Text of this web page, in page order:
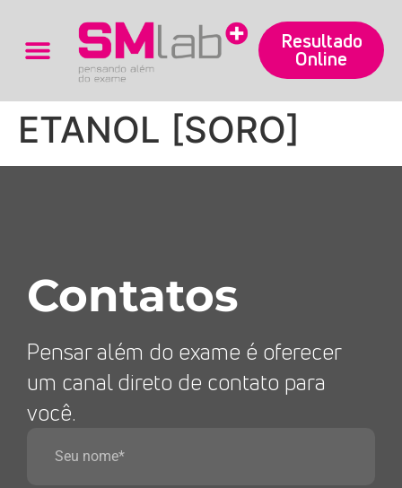
Resultado
Online
ETANOL [SORO]
Contatos
Pensar além do exame é oferecer
um canal direto de contato para
você.